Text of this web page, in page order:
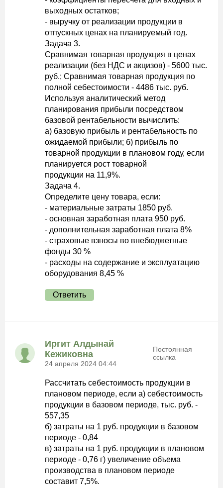
выходных остатков;
- выручку от реализации продукции в
отпускных ценах на планируемый год.
Задача 3.
Сравнимая товарная продукция в ценах
реализации (без НДС и акцизов) - 5600 тыс.
руб.; Сравнимая товарная продукция по
полной себестоимости - 4486 тыс. руб.
Используя аналитический метод
планирования прибыли посредством
базовой рентабельности вычислить:
а) базовую прибыль и рентабельность по
ожидаемой прибыли; б) прибыль по
товарной продукции в плановом году, если
планируется рост товарной
продукции на 11,9%.
Задача 4.
Определите цену товара, если:
- материальные затраты 1850 руб.
- основная заработная плата 950 руб.
- дополнительная заработная плата 8%
- страховые взносы во внебюджетные
фонды 30 %
- расходы на содержание и эксплуатацию
оборудования 8,45 %
Ответить
Иргит Алдынай
Кежиковна
24 апреля 2024 04:44
Постоянная
ссылка
Рассчитать себестоимость продукции в
плановом периоде, если а) себестоимость
продукции в базовом периоде, тыс. руб. -
557,35
б) затраты на 1 руб. продукции в базовом
периоде - 0,84
в) затраты на 1 руб. продукции в плановом
периоде - 0,76 г) увеличение объема
производства в плановом периоде
составит 7,5%.